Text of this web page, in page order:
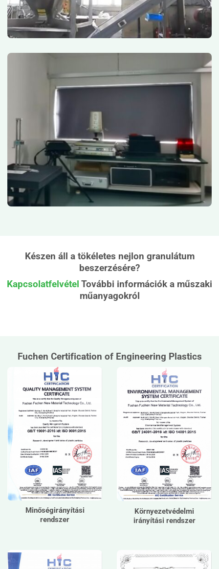
Készen áll a tökéletes nejlon granulátum
beszerzésére?
Kapcsolatfelvétel További információk a műszaki
műanyagokról
Fuchen Certification of Engineering Plastics
Minőségirányítási
rendszer
Környezetvédelmi
irányítási rendszer